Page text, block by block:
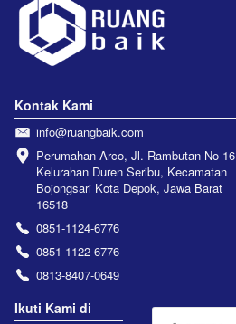
Kontak Kami
info@ruangbaik.com
Perumahan Arco, Jl. Rambutan No 16
Kelurahan Duren Seribu, Kecamatan
Bojongsari Kota Depok, Jawa Barat
16518
0851-1124-6776
0851-1122-6776
0813-8407-0649
Ikuti Kami di